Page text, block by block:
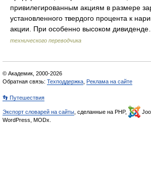
привилегированным акциям в размере
установленного твердого процента к
акции. При особенно высоком
технического переводчика
© Академик, 2000-2026
Обратная связь: Техподдержка Реклама на сайте
👣 Путешествия
Экспорт словарей на сайты , сделанные на PHP,
WordPress, MODx.